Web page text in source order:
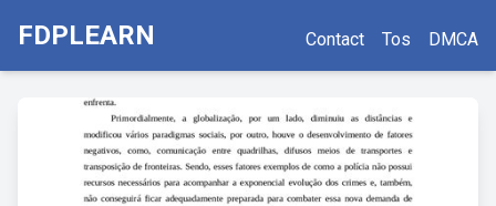
FDPLEARN Contact Tos DMCA